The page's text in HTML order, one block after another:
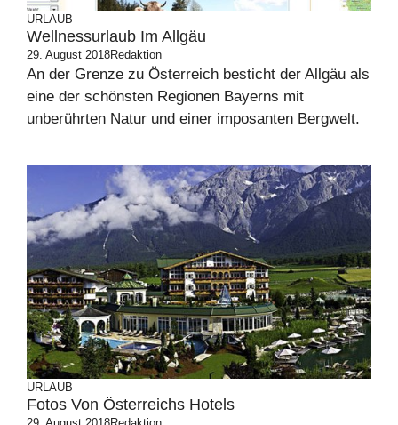
URLAUB
Wellnessurlaub Im Allgäu
29. August 2018Redaktion
An der Grenze zu Österreich besticht der Allgäu als
eine der schönsten Regionen Bayerns mit
unberührten Natur und einer imposanten Bergwelt.
URLAUB
Fotos Von Österreichs Hotels